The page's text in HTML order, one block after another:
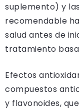
suplemento) y
recomendable
salud antes de
tratamiento
Efectos
compuestos
y flavonoides,